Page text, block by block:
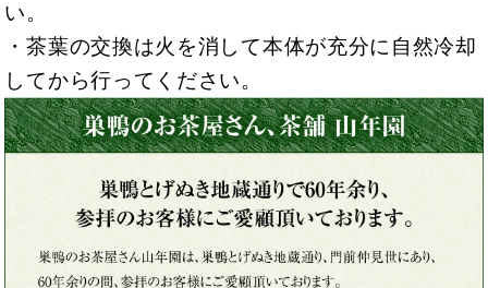
い。
・茶葉の交換は火を消して本体が充分に自然冷却
してから行ってください。